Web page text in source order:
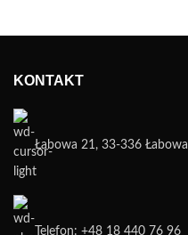
KONTAKT
Łabowa 21, 33-336 Łabowa
Telefon: +48 18 440 76 96